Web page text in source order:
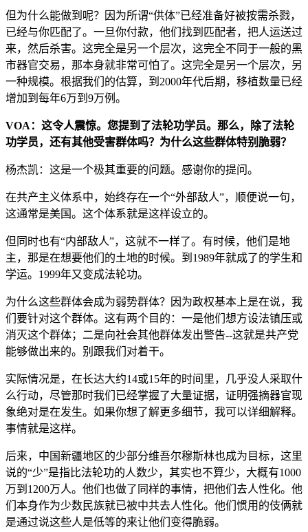
但为什么能做到呢？因为所谓“供体”已经准备好被按需杀戮，
已经与你匹配了。一旦你付款，他们找到匹配者，把人运送过
来，然后杀害。这完全是另一个层次，这完全不同于一般的黑
市器官交易，那本身就非常可怕了。这完全是另一个层次，另
一种规模。根据我们的估算，到2000年代后期，移植数量已经
增加到每年6万到9万例。
VOA：这令人震惊。您提到了法轮功学员。那么，除了法轮
功学员，还有其他受害群体吗？为什么这些群体特别脆弱？
杨杰凯：这是一个极其重要的问题。感谢你的提问。
在共产主义体系中，始终存在一个“外部敌人”，顺便说一句，
这通常是美国。这个体系就是这样设立的。
但同时也有“内部敌人”，这就不一样了。有时候，他们是地
主，那是在想要他们的土地的时候。到1989年就成了的学生和
学运。1999年又变成法轮功。
为什么这些群体会成为弱势群体？因为政权基本上是在说，我
们要针对这个群体。这有两个目的：一是他们想方设法镇压或
消灭这个群体；二是向社会其他群体发出警告--这就是共产党
能够做出来的。别跟我们对着干。
实际情况是，在长达大约14或15年的时间里，几乎没人采取什
么行动，尽管那时我们已经掌握了大量证据，证明强摘器官现
象绝对是在发生。如果你想了解更多细节，我可以详细解释。
事情就是这样。
后来，中国新疆地区的少部分维吾尔穆斯林也成为目标，这里
说的“少”是指比法轮功的人数少，其实也不算少，大概有1000
万到1200万人。他们也做了同样的事情，把他们去人性化。他
们本身作为少数民族就已被中共去人性化。他们惯用的伎俩就
是通过说这些人是低等的来让他们变得脆弱。